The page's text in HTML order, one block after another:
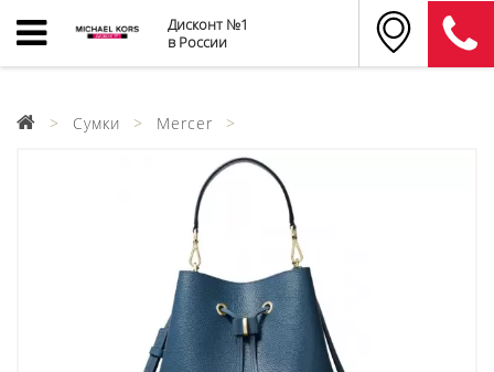
Дисконт №1
в России
Сумки Mercer